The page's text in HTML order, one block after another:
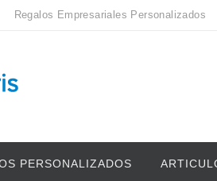
Regalos Empresariales Personalizados
PERSONALIZADOS